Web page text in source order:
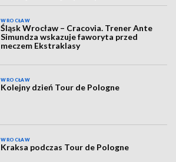
WROCŁAW
Śląsk Wrocław – Cracovia. Trener Ante
Simundza wskazuje faworyta przed
meczem Ekstraklasy
WROCŁAW
Kolejny dzień Tour de Pologne
WROCŁAW
Kraksa podczas Tour de Pologne